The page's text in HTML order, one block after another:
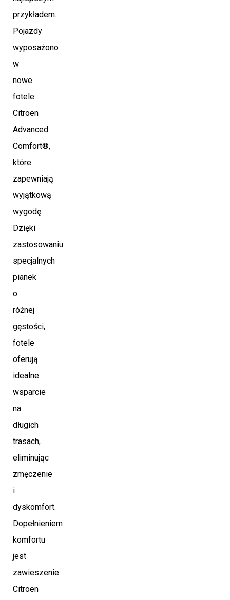
przykładem.
Pojazdy
wyposażono
w
nowe
fotele
Citroën
Advanced
Comfort®,
które
zapewniają
wyjątkową
wygodę.
Dzięki
zastosowaniu
specjalnych
pianek
o
różnej
gęstości,
fotele
oferują
idealne
wsparcie
na
długich
trasach,
eliminując
zmęczenie
i
dyskomfort.
Dopełnieniem
komfortu
jest
zawieszenie
Citroën